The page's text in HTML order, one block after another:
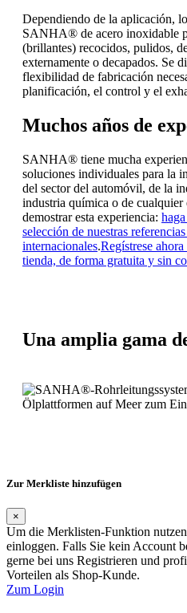
Dependiendo de la aplicación,
SANHA® de acero inoxidable
(brillantes) recocidos, pulidos,
externamente o decapados. Se
flexibilidad de fabricación
planificación, el control y el
Muchos años de
SANHA® tiene mucha
soluciones individuales para la
del sector del automóvil, de la
industria química o de cualquier
demostrar esta experiencia:
selección de nuestras
internacionales.Regístrese
tienda, de forma gratuita y sin
Una amplia gama
Zur Merkliste hinzufügen
×
Um die Merklisten-Funktion
einloggen. Falls Sie kein Account
gerne bei uns Registrieren und
Vorteilen als Shop-Kunde.
Zum Login